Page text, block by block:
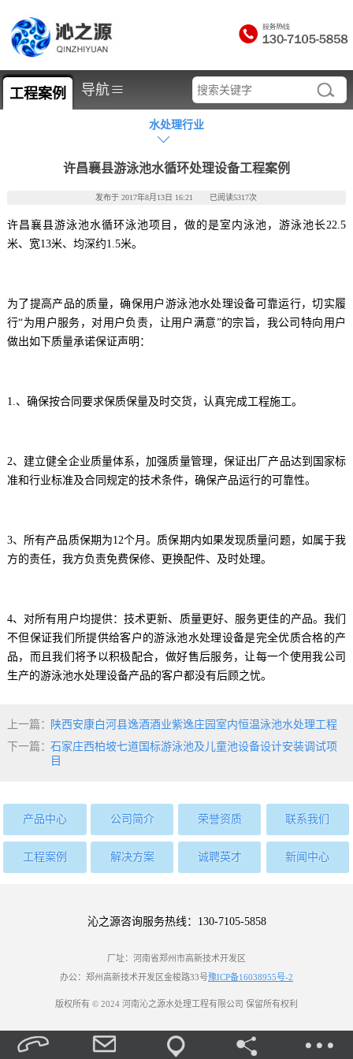
工程案例 导航≡
水处理行业
许昌襄县游泳池水循环处理设备工程案例
发布于 2017年8月13日 16:21 已阅读5317次
许昌襄县游泳池水循环泳池项目，做的是室内泳池，游泳池长22.5
米、宽13米、均深约1.5米。
为了提高产品的质量，确保用户游泳池水处理设备可靠运行，切实履
行“为用户服务，对用户负责，让用户满意”的宗旨，我公司特向用户
做出如下质量承诺保证声明：
1.、确保按合同要求保质保量及时交货，认真完成工程施工。
2、建立健全企业质量体系，加强质量管理，保证出厂产品达到国家标
准和行业标准及合同规定的技术条件，确保产品运行的可靠性。
3、所有产品质保期为12个月。质保期内如果发现质量问题，如属于我
方的责任，我方负责免费保修、更换配件、及时处理。
4、对所有用户均提供：技术更新、质量更好、服务更佳的产品。我们
不但保证我们所提供给客户的游泳池水处理设备是完全优质合格的产
品，而且我们将予以积极配合，做好售后服务，让每一个使用我公司
生产的游泳池水处理设备产品的客户都没有后顾之忧。
上一篇： 陕西安康白河县逸酒酒业紫逸庄园室内恒温泳池水处理工程
下一篇：石家庄西柏坡七道国标游泳池及儿童池设备设计安装调试项
目
产品中心 公司简介 荣誉资质 联系我们
工程案例 解决方案 诚聘英才 新闻中心
沁之源咨询服务热线：130-7105-5858
厂址：河南省郑州市高新技术开发区
办公：郑州高新技术开发区金梭路33号豫ICP备16038955号-2
版权所有 © 2024 河南沁之源水处理工程有限公司 保留所有权利